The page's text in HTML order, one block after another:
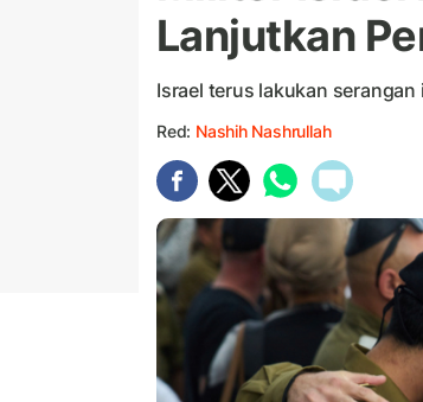
Lanjutkan
Israel terus lakukan
Red: Nashih Nashrullah